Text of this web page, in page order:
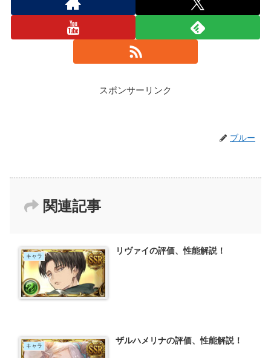
スポンサーリンク
ブルー
関連記事
キャラ
リヴァイの評価、性能解説！
キャラ
ザルハメリナの評価、性能解説！